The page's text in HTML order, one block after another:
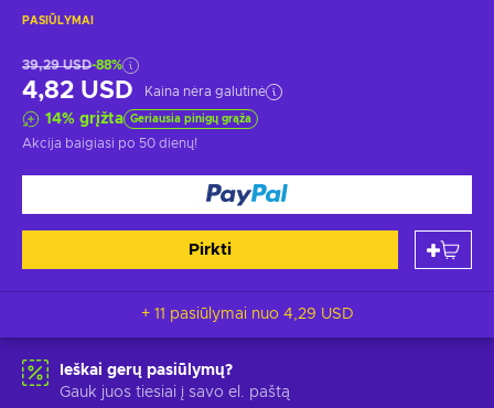
PASIŪLYMAI
39,29 USD-88%
4,82 USD Kaina nėra galutinė
14% grįžta Geriausia pinigų grąža
Akcija baigiasi po 50 dienų!
Pirkti
+ 11 pasiūlymai nuo 4,29 USD
Ieškai gerų pasiūlymų?
Gauk juos tiesiai į savo el. paštą